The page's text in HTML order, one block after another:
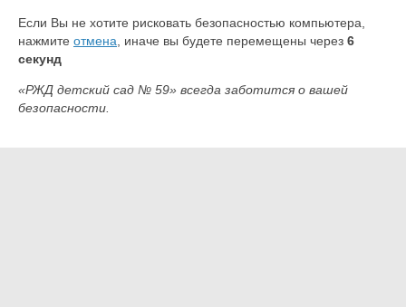
Если Вы не хотите рисковать безопасностью компьютера,
нажмите отмена , иначе вы будете перемещены через 6
секунд
«РЖД детский сад № 59» всегда заботится о вашей
безопасности.